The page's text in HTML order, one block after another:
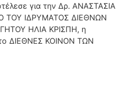
για την Δρ. ΑΝΑΣΤΑΣΙΑ
ΤΟΥ ΙΔΡΥΜΑΤΟΣ ΔΙΕΘΝΩΝ
ΗΛΙΑ ΚΡΙΣΠΗ, η
το ΔΙΕΘΝΕΣ ΚΟΙΝΟΝ ΤΩΝ